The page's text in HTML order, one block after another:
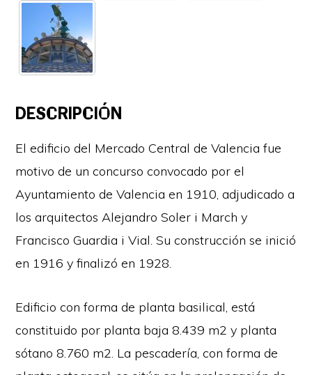
DESCRIPCIÓN
El edificio del Mercado Central de Valencia fue
motivo de un concurso convocado por el
Ayuntamiento de Valencia en 1910, adjudicado a
los arquitectos Alejandro Soler i March y
Francisco Guardia i Vial. Su construcción se inició
en 1916 y finalizó en 1928.
Edificio con forma de planta basilical, está
constituido por planta baja 8.439 m2 y planta
sótano 8.760 m2. La pescadería, con forma de